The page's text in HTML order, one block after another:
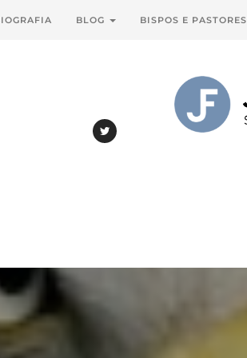
BLOG BISPOS E PASTORES